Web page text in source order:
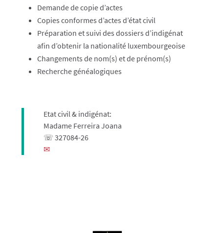
Demande de copie d’actes
Copies conformes d’actes d’état civil
Préparation et suivi des dossiers d’indigénat
afin d’obtenir la nationalité luxembourgeoise
Changements de nom(s) et de prénom(s)
Recherche généalogiques
Etat civil & indigénat:
Madame Ferreira Joana
☏ 327084-26
✉